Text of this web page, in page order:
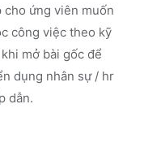
ứng viên muốn
công việc theo kỹ
mở bài gốc để
dụng nhân sự / hr
dẫn.